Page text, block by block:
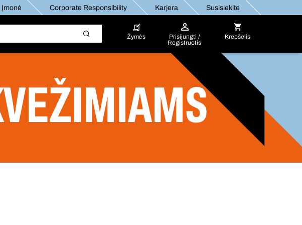
Įmonė Corporate Responsibility Karjera Susisiekite
Žymės
Prisijungti /
Registruotis
Krepšelis